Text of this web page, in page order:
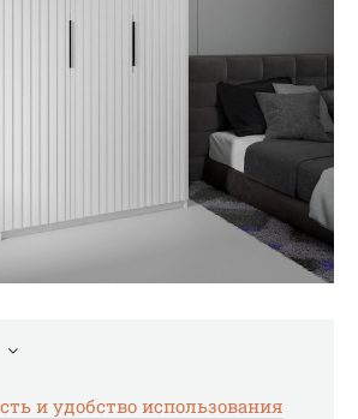
и удобство использования